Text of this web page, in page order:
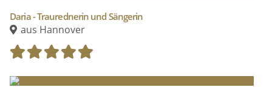
Daria - Traurednerin und Sängerin
aus Hannover